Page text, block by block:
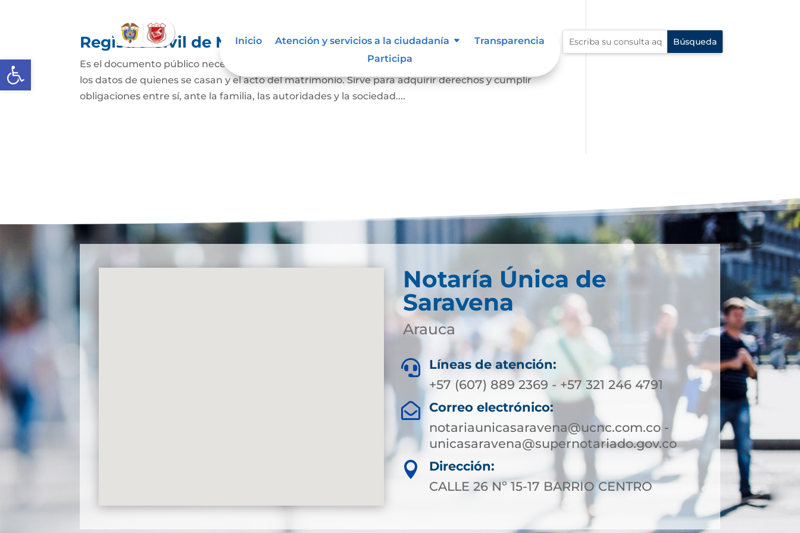
Abrir barra de herramientas
Inicio Atención y servicios a la ciudadanía
Transparencia
Participa
Registro Civil de Matrimonio
Es el documento público necesario para probar que una persona está casada. En él se registran
los datos de quienes se casan y el acto del matrimonio. Sirve para adquirir derechos y cumplir
obligaciones entre sí, ante la familia, las autoridades y la sociedad....
Notaría Única de
Saravena
Arauca

Líneas de atención:
+57 (607) 889 2369 - +57 321 246 4791

Correo electrónico:
notariaunicasaravena@ucnc.com.co -
unicasaravena@supernotariado.gov.co

Dirección:
CALLE 26 Nº 15-17 BARRIO CENTRO